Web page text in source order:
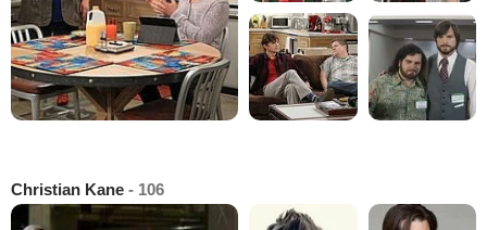
Christian Kane - 106